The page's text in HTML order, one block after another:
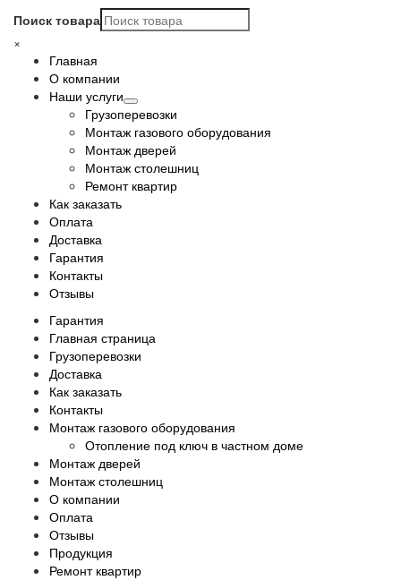
Поиск товара
×
Главная
О компании
Наши услуги
Грузоперевозки
Монтаж газового оборудования
Монтаж дверей
Монтаж столешниц
Ремонт квартир
Как заказать
Оплата
Доставка
Гарантия
Контакты
Отзывы
Гарантия
Главная страница
Грузоперевозки
Доставка
Как заказать
Контакты
Монтаж газового оборудования
Отопление под ключ в частном доме
Монтаж дверей
Монтаж столешниц
О компании
Оплата
Отзывы
Продукция
Ремонт квартир